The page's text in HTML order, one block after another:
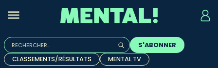
Rechercher :
Quand les résultats de l'auto-complétion sont
S'ABONNER
CLASSEMENTS/RÉSULTATS
MENTAL TV